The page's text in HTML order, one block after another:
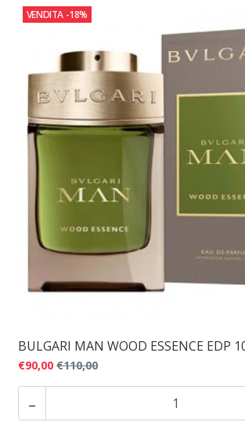
VENDITA -18%
BULGARI MAN WOOD ESSENCE EDP
€90,00 €110,00
-